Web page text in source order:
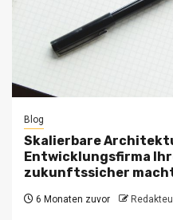
Blog
Skalierbare
Entwicklungsfirma
zukunftssicher
6 Monaten zuvor